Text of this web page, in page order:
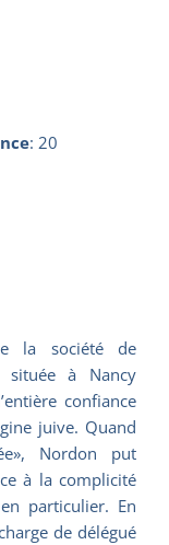
: 20
la société de
située à Nancy
confiance
juive. Quand
Nordon put
à la complicité
particulier. En
de délégué